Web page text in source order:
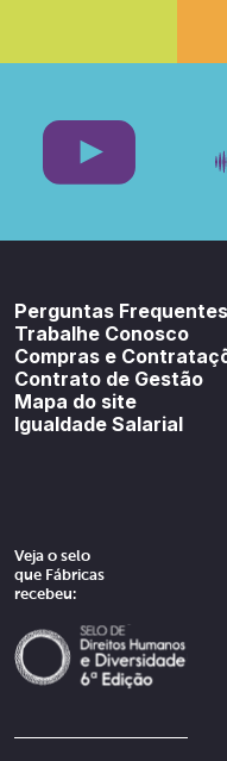
Perguntas Frequentes
Trabalhe Conosco
Compras e
Contrato de Gestão
Mapa do site
Igualdade Salarial
Veja o selo
que Fábricas
recebeu: